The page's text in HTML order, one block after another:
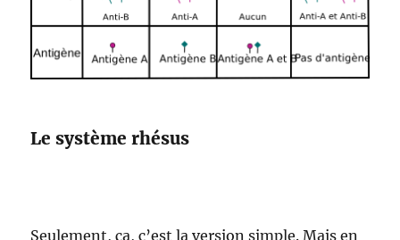
Le système rhésus
Seulement, ça, c’est la version simple. Mais en